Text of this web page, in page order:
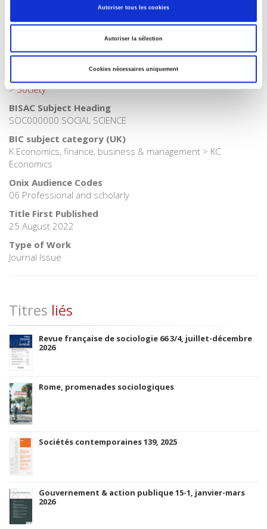
Autoriser tous les cookies
Autoriser la sélection
Cookies nécessaires uniquement
>Political Economics>International Economy
>Political Economics
>Society
BISAC Subject Heading
SOC000000 SOCIAL SCIENCE
BIC subject category (UK)
K Economics, finance, business & management > KC
Economics
Onix Audience Codes
06 Professional and scholarly
Title First Published
25 August 2022
Type of Work
Journal Issue
Titres liés
Revue française de sociologie 66 3/4, juillet-décembre
2026
Rome, promenades sociologiques
Sociétés contemporaines 139, 2025
Gouvernement & action publique 15-1, janvier-mars
2026